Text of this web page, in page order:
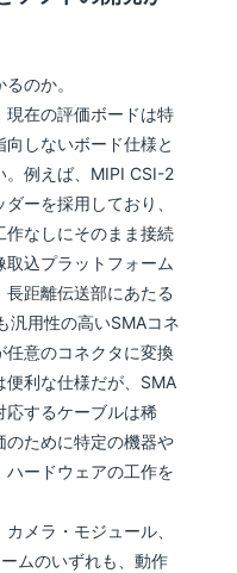
のか。
在の評価ボードは特
しないボード仕様と
。例えば、MIPI CSI-2
ーを採用しており、
作なしにそのまま接続
込プラットフォーム
距離伝送部にあたる
汎用性の高いSMAコネ
任意のコネクタに変換
利な仕様だが、SMA
応するケーブルは稀
のために特定の機器や
ードウェアの工作を
メラ・モジュール、
ムのいずれも、動作